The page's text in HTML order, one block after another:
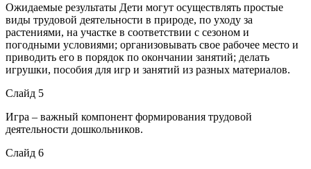
Ожидаемые результаты Дети могут осуществлять простые
виды трудовой деятельности в природе, по уходу за
растениями, на участке в соответствии с сезоном и
погодными условиями; организовывать свое рабочее место и
приводить его в порядок по окончании занятий; делать
игрушки, пособия для игр и занятий из разных материалов.
Слайд 5
Игра – важный компонент формирования трудовой
деятельности дошкольников.
Слайд 6